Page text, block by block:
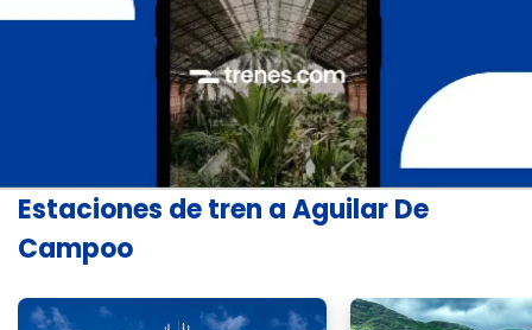
Estaciones de tren a Aguilar De
Campoo